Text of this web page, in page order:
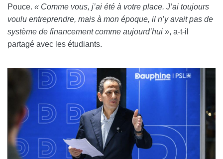
Pouce. « Comme vous, j’ai été à votre place. J’ai toujours
voulu entreprendre, mais à mon époque, il n’y avait pas de
système de financement comme aujourd’hui », a-t-il
partagé avec les étudiants.